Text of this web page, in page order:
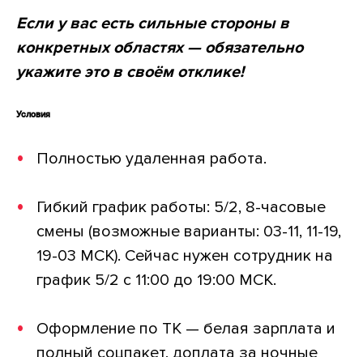
Если у вас есть сильные стороны в
конкретных областях — обязательно
укажите это в своём отклике!
Условия
Полностью удаленная работа.
Гибкий график работы: 5/2, 8-часовые
смены (возможные варианты: 03-11, 11-19,
19-03 МСК). Сейчас нужен сотрудник на
график 5/2 с 11:00 до 19:00 МСК.
Оформление по ТК — белая зарплата и